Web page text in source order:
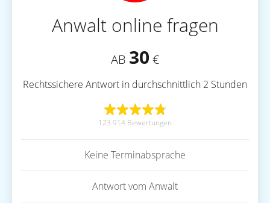
Anwalt online fragen
AB 30 €
Rechtssichere Antwort in durchschnittlich 2 Stunden
123.914 Bewertungen
Keine Terminabsprache
Antwort vom Anwalt